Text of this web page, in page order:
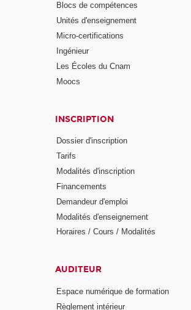
Blocs de compétences
Unités d'enseignement
Micro-certifications
Ingénieur
Les Écoles du Cnam
Moocs
INSCRIPTION
Dossier d'inscription
Tarifs
Modalités d'inscription
Financements
Demandeur d'emploi
Modalités d'enseignement
Horaires / Cours / Modalités
AUDITEUR
Espace numérique de formation
Règlement intérieur